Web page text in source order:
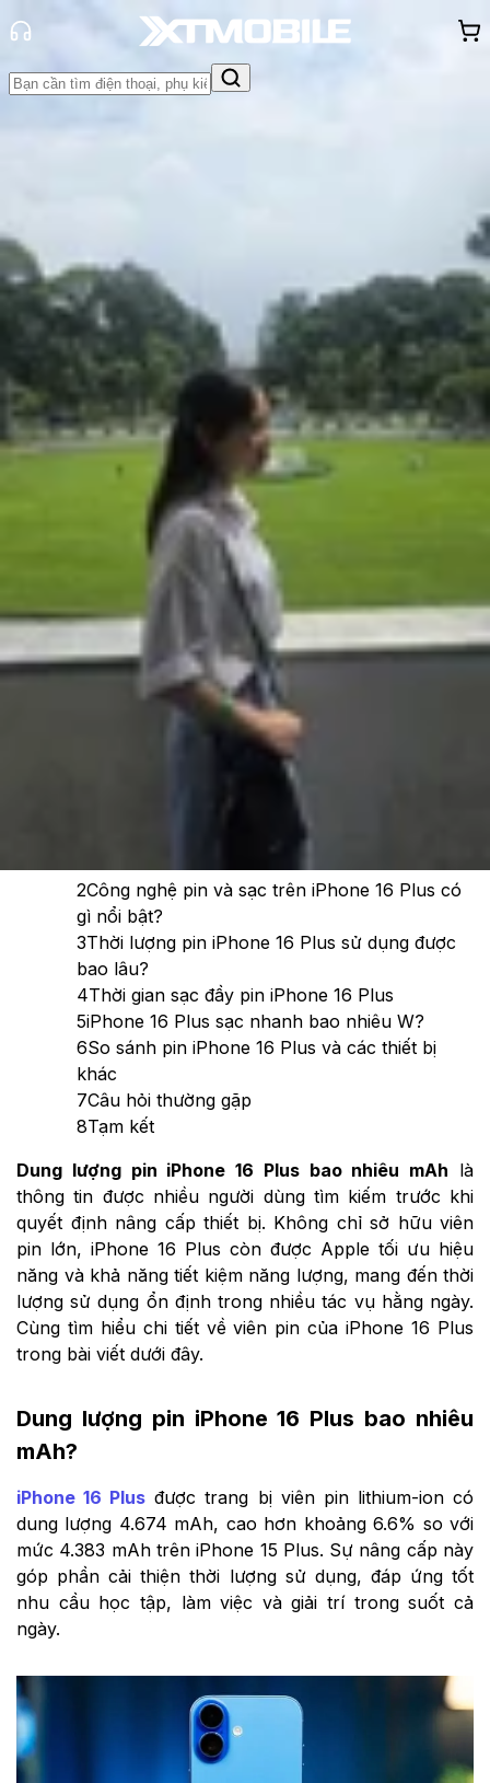
mãi
hàng - Sự kiện
Dung lượng pin iPhone 16 Plus bao
nhiêu mAh? Dùng được bao lâu?
Hồng Huệ
Ngày đăng:13/07/2026
13/07/2026
Theo dõi XTMobile trên
Dung lượng pin iPhone 16 Plus bao nhiêu
2Công nghệ pin và sạc trên iPhone 16 Plus có
gì nổi bật?
3Thời lượng pin iPhone 16 Plus sử dụng được
bao lâu?
4Thời gian sạc đầy pin iPhone 16 Plus
5iPhone 16 Plus sạc nhanh bao nhiêu W?
6So sánh pin iPhone 16 Plus và các thiết bị
khác
7Câu hỏi thường gặp
8Tạm kết
Dung lượng pin iPhone 16 Plus bao nhiêu mAh là
thông tin được nhiều người dùng tìm kiếm trước khi
quyết định nâng cấp thiết bị. Không chỉ sở hữu viên
pin lớn, iPhone 16 Plus còn được Apple tối ưu hiệu
năng và khả năng tiết kiệm năng lượng, mang đến thời
lượng sử dụng ổn định trong nhiều tác vụ hằng ngày.
Cùng tìm hiểu chi tiết về viên pin của iPhone 16 Plus
trong bài viết dưới đây.
Dung lượng pin iPhone 16 Plus bao nhiêu
mAh?
iPhone 16 Plus được trang bị viên pin lithium-ion có
dung lượng 4.674 mAh, cao hơn khoảng 6.6% so với
mức 4.383 mAh trên iPhone 15 Plus. Sự nâng cấp này
góp phần cải thiện thời lượng sử dụng, đáp ứng tốt
nhu cầu học tập, làm việc và giải trí trong suốt cả
ngày.